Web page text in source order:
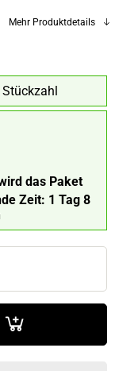
Mehr Produktdetails
das Paket
Zeit: 1 Tag 8